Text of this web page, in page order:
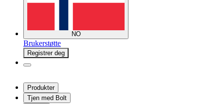
NO
Brukerstøtte
Registrer deg
Produkter
Tjen med Bolt